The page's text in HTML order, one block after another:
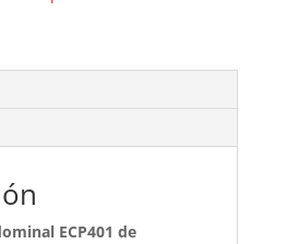
ECP401 de